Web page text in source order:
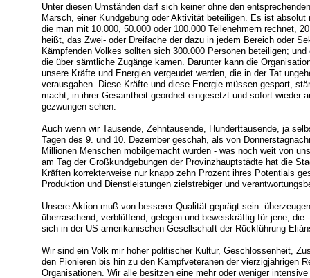
Unter diesen Umständen darf sich keiner ohne den
Marsch, einer Kundgebung oder Aktivität beteiligen. Es ist
die man mit 10.000, 50.000 oder 100.000 Teilenehmern rechnet,
heißt, das Zwei- oder Dreifache der dazu in jedem Bereich oder
Kämpfenden Volkes sollten sich 300.000 Personen beteiligen;
die über sämtliche Zugänge kamen. Darunter kann die
unsere Kräfte und Energien vergeudet werden, die in der Tat
verausgaben. Diese Kräfte und diese Energie müssen gespart,
macht, in ihrer Gesamtheit geordnet eingesetzt und sofort wieder
gezwungen sehen.
Auch wenn wir Tausende, Zehntausende, Hunderttausende, ja
Tagen des 9. und 10. Dezember geschah, als von
Millionen Menschen mobilgemacht wurden - was noch weit von
am Tag der Großkundgebungen der Provinzhauptstädte hat die
Kräften korrekterweise nur knapp zehn Prozent ihres Potentials
Produktion und Dienstleistungen zielstrebiger und
Unsere Aktion muß von besserer Qualität geprägt sein:
überraschend, verblüffend, gelegen und beweiskräftig für jene,
sich in der US-amerikanischen Gesellschaft der Rückführung
Wir sind ein Volk mir hoher politischer Kultur, Geschlossenheit,
den Pionieren bis hin zu den Kampfveteranen der vierzigjährigen
Organisationen. Wir alle besitzen eine mehr oder weniger